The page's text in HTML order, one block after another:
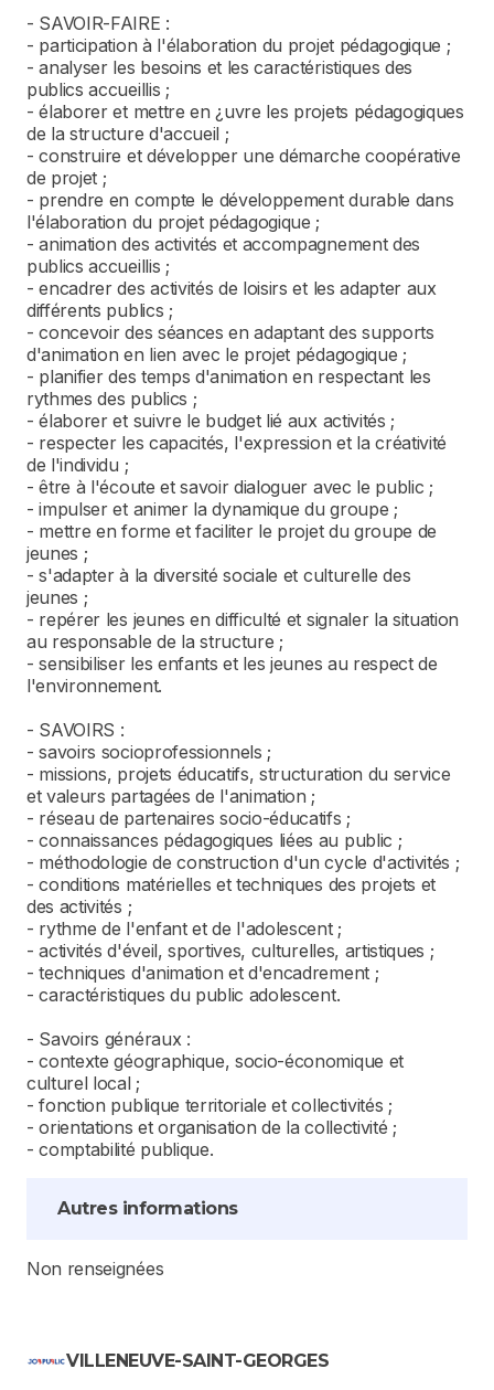
- SAVOIR-FAIRE :
- participation à l'élaboration du projet pédagogique ;
- analyser les besoins et les caractéristiques des
publics accueillis ;
- élaborer et mettre en ¿uvre les projets pédagogiques
de la structure d'accueil ;
- construire et développer une démarche coopérative
de projet ;
- prendre en compte le développement durable dans
l'élaboration du projet pédagogique ;
- animation des activités et accompagnement des
publics accueillis ;
- encadrer des activités de loisirs et les adapter aux
différents publics ;
- concevoir des séances en adaptant des supports
d'animation en lien avec le projet pédagogique ;
- planifier des temps d'animation en respectant les
rythmes des publics ;
- élaborer et suivre le budget lié aux activités ;
- respecter les capacités, l'expression et la créativité
de l'individu ;
- être à l'écoute et savoir dialoguer avec le public ;
- impulser et animer la dynamique du groupe ;
- mettre en forme et faciliter le projet du groupe de
jeunes ;
- s'adapter à la diversité sociale et culturelle des
jeunes ;
- repérer les jeunes en difficulté et signaler la situation
au responsable de la structure ;
- sensibiliser les enfants et les jeunes au respect de
l'environnement.
- SAVOIRS :
- savoirs socioprofessionnels ;
- missions, projets éducatifs, structuration du service
et valeurs partagées de l'animation ;
- réseau de partenaires socio-éducatifs ;
- connaissances pédagogiques liées au public ;
- méthodologie de construction d'un cycle d'activités ;
- conditions matérielles et techniques des projets et
des activités ;
- rythme de l'enfant et de l'adolescent ;
- activités d'éveil, sportives, culturelles, artistiques ;
- techniques d'animation et d'encadrement ;
- caractéristiques du public adolescent.
- Savoirs généraux :
- contexte géographique, socio-économique et
culturel local ;
- fonction publique territoriale et collectivités ;
- orientations et organisation de la collectivité ;
- comptabilité publique.
Autres informations
Non renseignées
VILLENEUVE-SAINT-GEORGES